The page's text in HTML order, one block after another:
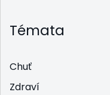
Témata
Chuť
Zdraví